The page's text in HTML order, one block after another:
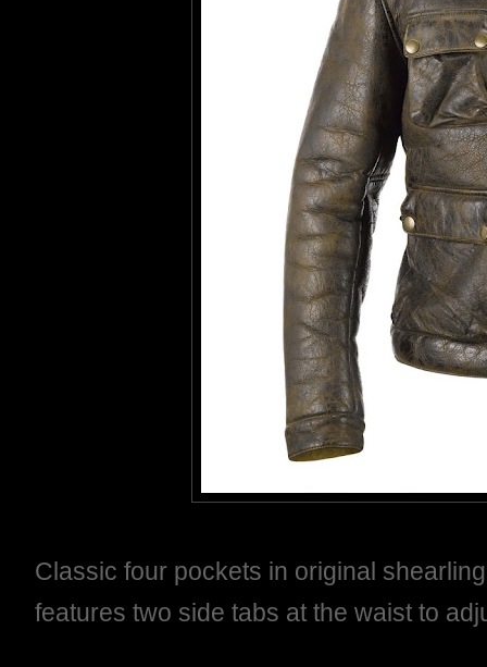
Classic four pockets in original
features two side tabs at the waist to